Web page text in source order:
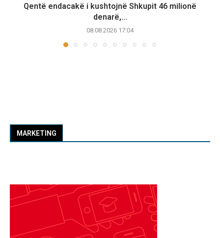
Qentë endacakë i kushtojnë Shkupit 46 milionë
denarë,...
08.08.2026 17:04
MARKETING